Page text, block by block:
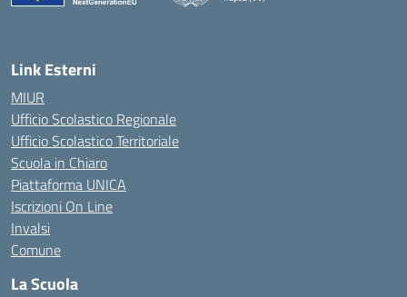
— Visita la pagina iniziale della scuola
Link Esterni
MIUR
Ufficio Scolastico Regionale
Ufficio Scolastico Territoriale
Scuola in Chiaro
Piattaforma UNICA
Iscrizioni On Line
Invalsi
Comune
La Scuola